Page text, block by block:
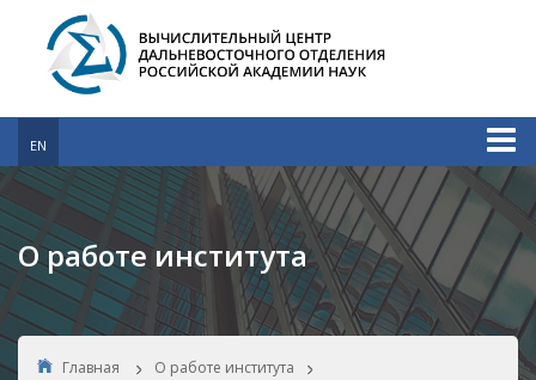
EN
О работе института
Главная
О работе института